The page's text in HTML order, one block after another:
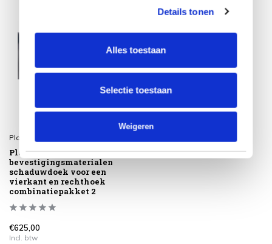
Details tonen
Alles toestaan
Selectie toestaan
Weigeren
Platinum
Platinum
bevestigingsmaterialen
schaduwdoek voor een
vierkant en rechthoek
combinatiepakket 2
€625,00
Incl. btw